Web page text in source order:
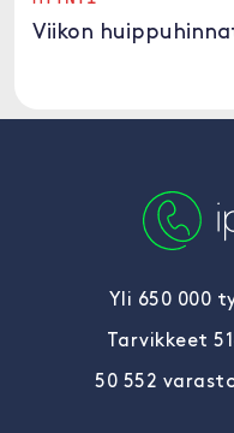
Viikon
Yli 650 000
Tarvikkeet
50 552